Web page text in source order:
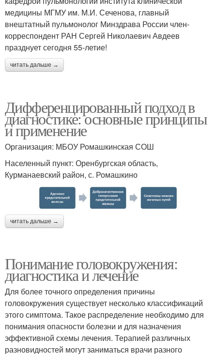
медицины МГМУ им. М.И. Сеченова, главный
внештатный пульмонолог Минздрава России член-
корреспондент РАН Сергей Николаевич Авдеев
празднует сегодня 55-летие!
читать дальше →
Дифференцированный подход в
диагностике: основные принципы
и применение
Организация: МБОУ Ромашкинская СОШ
Населенный пункт: Оренбургская область,
Курманаевский район, с. Ромашкино
читать дальше →
Понимание головокружения:
диагностика и лечение
Для более точного определения причины
головокружения существует несколько классификаций
этого симптома. Такое распределение необходимо для
понимания опасности болезни и для назначения
эффективной схемы лечения. Терапией различных
разновидностей могут заниматься врачи разного